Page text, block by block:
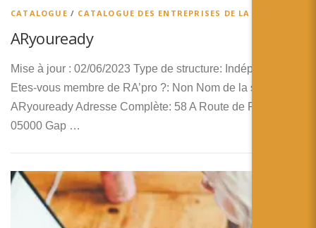
CATALOGUE / CATALOGUE DES ENTREPRISES DE LA RA
ARyouready
Mise à jour : 02/06/2023 Type de structure: Indépendant
Etes-vous membre de RA’pro ?: Non Nom de la structure:
ARyouready Adresse Complète: 58 A Route de Pic Ponçon
05000 Gap …